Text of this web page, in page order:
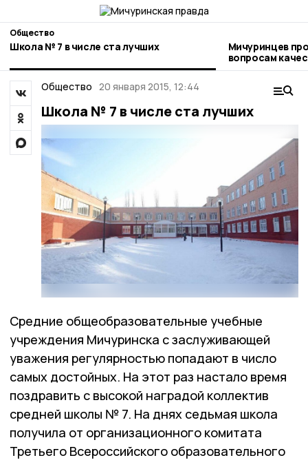
Общество
Школа № 7 в числе ста лучших
Мичуринцев
вопросам качества и
детских
Общество 20 января 2015, 12:44
Школа № 7 в числе ста лучших
Средние общеобразовательные учебные
учреждения Мичуринска с заслуживающей
уважения регулярностью попадают в число
самых достойных. На этот раз настало время
поздравить с высокой наградой коллектив
средней школы № 7. На днях седьмая школа
получила от организационного комитата
Третьего Всероссийского образовательного